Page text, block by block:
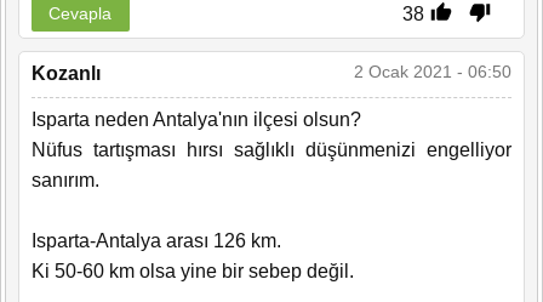
38
Cevapla
Kozanlı 2 Ocak 2021 - 06:50
Isparta neden Antalya'nın ilçesi olsun?
Nüfus tartışması hırsı sağlıklı düşünmenizi engelliyor
sanırım.
Isparta-Antalya arası 126 km.
Ki 50-60 km olsa yine bir sebep değil.